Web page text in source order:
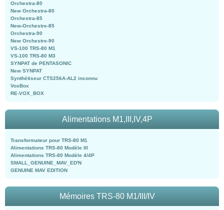
Orchestra-80
New Orchestra-80
Orchestra-85
New-Orchestre-85
Orchestra-90
New Orchestre-90
VS-100 TRS-80 M1
VS-100 TRS-80 M3
SYNPAT de PENTASONIC
New SYNPAT
Synthétiseur CTS256A-AL2 inconnu
VoxBox
RE-VOX_BOX
Alimentations M1,III,IV,4P
Transformateur pour TRS-80 M1
Alimentations TRS-80 Modèle III
Alimentations TRS-80 Modèle 4/4P
SMALL_GENUINE_MAV_ED'N
GENUINE MAV EDITION
Mémoires TRS-80 M1/III/IV